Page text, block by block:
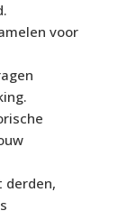
voor
derden,